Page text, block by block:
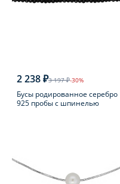
2 238 ₽3 197 ₽-30%
Бусы родированное серебро
925 пробы с шпинелью